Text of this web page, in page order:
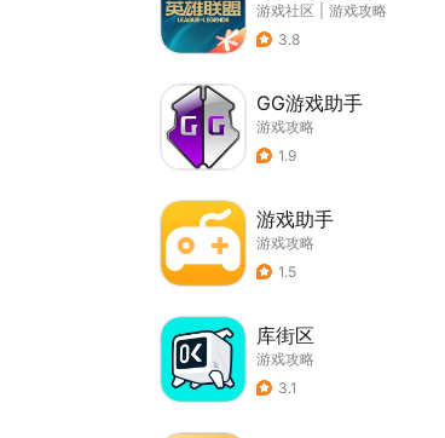
游戏社区
游戏攻略
3.8
GG游戏助手
游戏攻略
1.9
游戏助手
游戏攻略
1.5
库街区
游戏攻略
3.1